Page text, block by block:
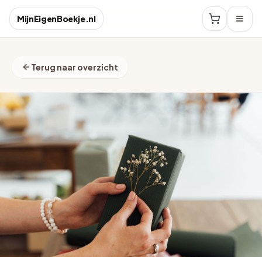
MijnEigenBoekje.nl
Terug naar overzicht